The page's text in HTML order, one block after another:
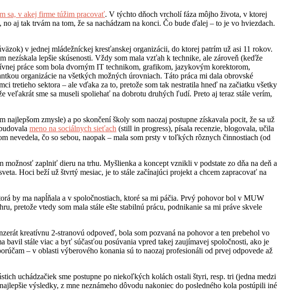
sa, v akej firme túžim pracovať. V týchto dňoch vrcholí fáza môjho života, v ktorej
aj tak trvám na tom, že sa nachádzam na konci. Čo bude ďalej – to je vo hviezdach.
v jednej mládežníckej kresťanskej organizácii, do ktorej patrím už asi 11 rokov.
lepšie skúsenosti. Vždy som mala vzťah k technike, ale zároveň (keďže
práce som bola dvorným IT technikom, grafikom, jazykovým korektorom,
organizácie na všetkých možných úrovniach. Táto práca mi dala obrovské
tretieho sektora – ale vďaka za to, pretože som tak nestratila hneď na začiatku všetky
sme sa museli spoliehať na dobrotu druhých ľudí. Preto aj teraz stále verím,
zmysle) a po skončení školy som naozaj postupne získavala pocit, že sa už
meno na sociálnych sieťach (still in progress), písala recenzie, blogovala, učila
nevedela, čo so sebou, naopak – mala som prsty v toľkých rôznych činnostiach (od
zaplniť dieru na trhu. Myšlienka a koncept vznikli v podstate zo dňa na deň a
Hoci beží už štvrtý mesiac, je to stále začínajúci projekt a chcem zapracovať na
by ma napĺňala a v spoločnostiach, ktoré sa mi páčia. Prvý pohovor bol v MUW
pretože vtedy som mala stále ešte stabilnú prácu, podnikanie sa mi práve skvele
kreatívnu 2-stranovú odpoveď, bola som pozvaná na pohovor a ten prebehol vo
stále viac a byť súčasťou posúvania vpred takej zaujímavej spoločnosti, ako je
– v oblasti výberového konania sú to naozaj profesionáli od prvej odpovede až
uchádzačiek sme postupne po niekoľkých kolách ostali štyri, resp. tri (jedna medzi
výsledky, z mne neznámeho dôvodu nakoniec do posledného kola postúpili iné